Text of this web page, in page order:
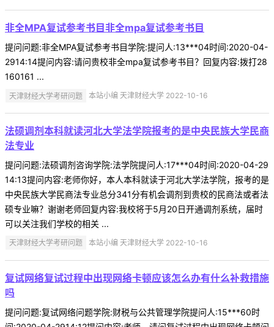
非全MPA复试参考书目非全mpa复试参考书目
提问问题:非全MPA复试参考书目学院:提问人:13***04时间:2020-04-
2914:14提问内容:请问贵校非全mpa复试参考书目？回复内容:拨打28
160161 ...
天津财经大学考研问题 本站小编 天津财经大学 2022-10-16
法硕调剂本科就读河北大学法学院报考的是中央民族大学民商
法专业
提问问题:法硕调剂咨询学院:法学院提问人:17***04时间:2020-04-29
14:13提问内容:老师你好，本人本科就读于河北大学法学院，报考的是
中央民族大学民商法专业总分341分有机会调剂到贵校的民商法或者法
硕专业嘛？谢谢老师回复内容:我校将于5月20日开通调剂系统，届时
可以关注我们学校的相关 ...
天津财经大学考研问题 本站小编 天津财经大学 2022-10-16
复试网络复试过程中出现网络卡顿应该怎么办有什么补救措施
吗
提问问题:复试网络问题学院:财税与公共管理学院提问人:15***60时